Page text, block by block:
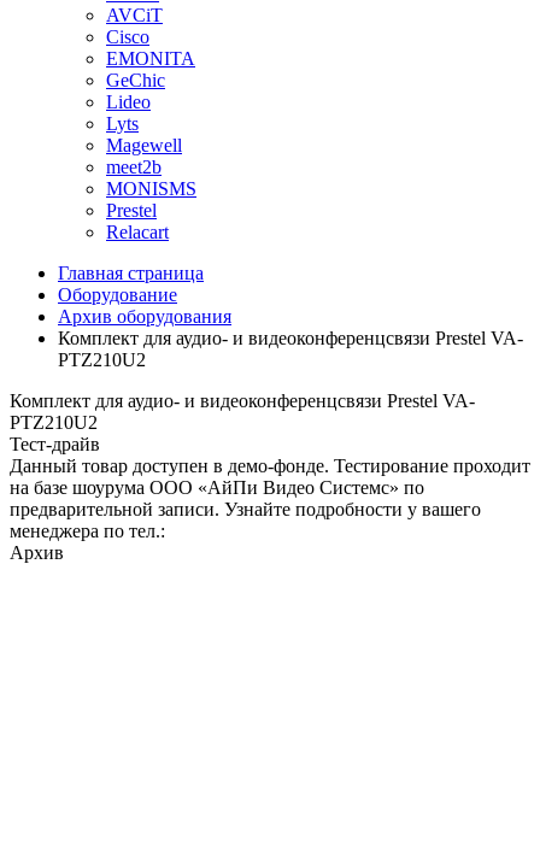
AVCiT
Cisco
EMONITA
GeChic
Lideo
Lyts
Magewell
meet2b
MONISMS
Prestel
Relacart
Главная страница
Оборудование
Архив оборудования
Комплект для аудио- и видеоконференцсвязи Prestel VA-
PTZ210U2
Комплект для аудио- и видеоконференцсвязи Prestel VA-
PTZ210U2
Тест-драйв
Данный товар доступен в демо-фонде. Тестирование проходит
на базе шоурума ООО «АйПи Видео Системс» по
предварительной записи. Узнайте подробности у вашего
менеджера по тел.:
Архив